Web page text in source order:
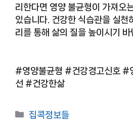
리한다면 영양 불균형이 가져오
있습니다. 건강한 식습관을 실천
리를 통해 삶의 질을 높이시기 바
#영양불균형 #건강경고신호 #
선 #건강한삶
카
집콕정보들